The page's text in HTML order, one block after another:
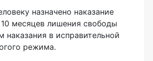
назначено наказание
месяцев лишения свободы
наказания в исправительной
режима.